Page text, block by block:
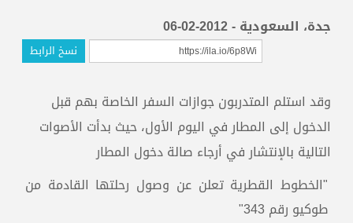
جدة، السعودية - 2012-02-06
نسخ الرابط
وقد استلم المتدربون جوازات السفر الخاصة بهم قبل
الدخول إلى المطار في اليوم الأول، حيث بدأت الأصوات
التالية بالإنتشار في أرجاء صالة دخول المطار
"الخطوط القطرية تعلن عن وصول رحلتها القادمة من
طوكيو رقم 343"